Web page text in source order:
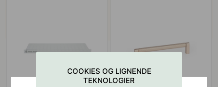
COOKIES OG LIGNENDE
TEKNOLOGIER